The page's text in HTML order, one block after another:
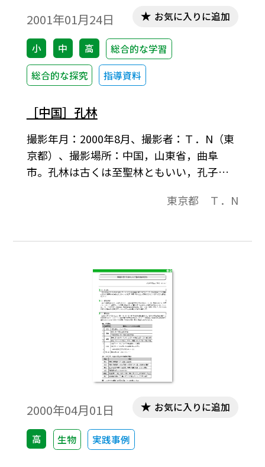
2001年01月24日
小 中 高
総合的な学習
総合的な探究
指導資料
お気に入りに追加
［中国］孔林
撮影年月：2000年8月、撮影者：Ｔ．N（東
京都）、撮影場所：中国，山東省，曲阜
市。孔林は古くは至聖林ともいい，孔子及
方メートル，周囲７キロメートル。22000本
10万人。世界で最も長く続く一族の墓地で
東京都 Ｔ．N
2000年04月01日
高 生物 実践事例
お気に入りに追加